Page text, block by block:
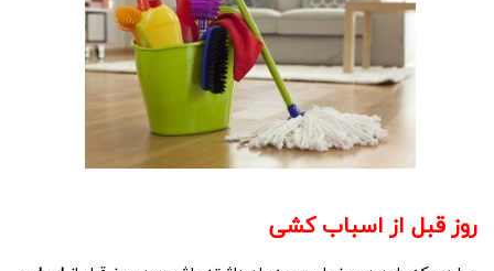
روز قبل از اسباب کشی